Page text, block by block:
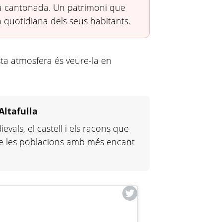
cantonada. Un patrimoni que
dels seus habitants.
atmosfera és veure-la en
el castell i els racons que
les poblacions amb més encant